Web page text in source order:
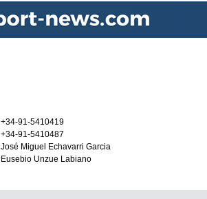
+34-91-5410419
+34-91-5410487
José Miguel Echavarri Garcia
Eusebio Unzue Labiano